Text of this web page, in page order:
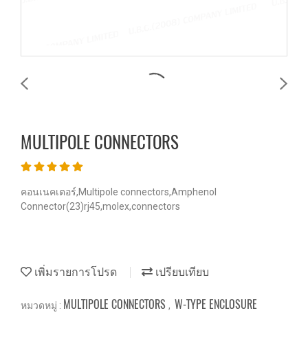
MULTIPOLE CONNECTORS
คอนเนคเตอร์,Multipole connectors,Amphenol
Connector(23)rj45,molex,connectors
เพิ่มรายการโปรด เปรียบเทียบ
หมวดหมู่ : MULTIPOLE CONNECTORS , W-TYPE ENCLOSURE